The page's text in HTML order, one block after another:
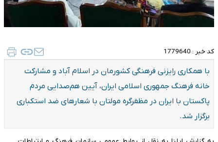
کد خبر : 1779640
با همکاری رایزنی فرهنگی کشورمان در اسلام آباد و مشارکت
خانه فرهنگ جمهوری اسلامی ایران، آیین هم‌صدایی مردم
پاکستان با ایران در مظفرگره مولتان با شعارهای ضد استکباری
برگزار شد.